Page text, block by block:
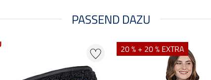
PASSEND DAZU
20 % + 20 % EXTRA